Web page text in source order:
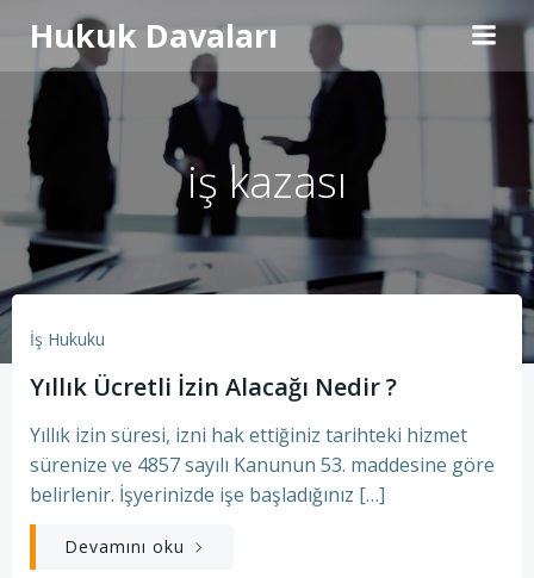
geç
Hukuk Davaları
iş kazası
İş Hukuku
Yıllık Ücretli İzin Alacağı Nedir ?
Yıllık izin süresi, izni hak ettiğiniz tarihteki hizmet
sürenize ve 4857 sayılı Kanunun 53. maddesine göre
belirlenir. İşyerinizde işe başladığınız […]
Devamını oku